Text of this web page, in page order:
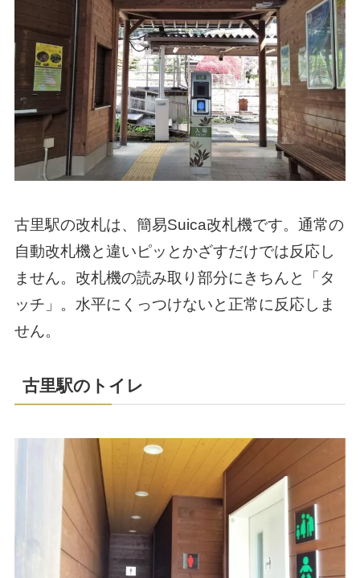
古里駅の改札は、簡易Suica改札機です。通常の
自動改札機と違いピッとかざすだけでは反応し
ません。改札機の読み取り部分にきちんと「タ
ッチ」。水平にくっつけないと正常に反応しま
せん。
古里駅のトイレ